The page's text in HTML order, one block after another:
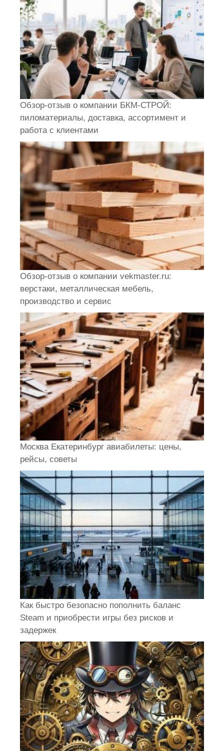
Обзор-отзыв о компании БКМ-СТРОЙ:
пиломатериалы, доставка, ассортимент и
работа с клиентами
Обзор-отзыв о компании vekmaster.ru:
верстаки, металлическая мебель,
производство и сервис
Москва Екатеринбург авиабилеты: цены,
рейсы, советы
Как быстро безопасно пополнить баланс
Steam и приобрести игры без рисков и
задержек